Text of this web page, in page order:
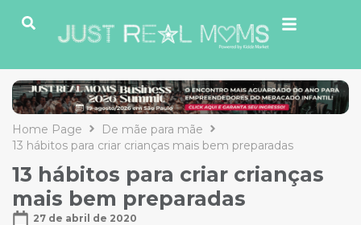
Home Page
De mãe para mãe
13 hábitos para criar crianças mais bem preparadas
13 hábitos para criar crianças
mais bem preparadas
27 de abril de 2020